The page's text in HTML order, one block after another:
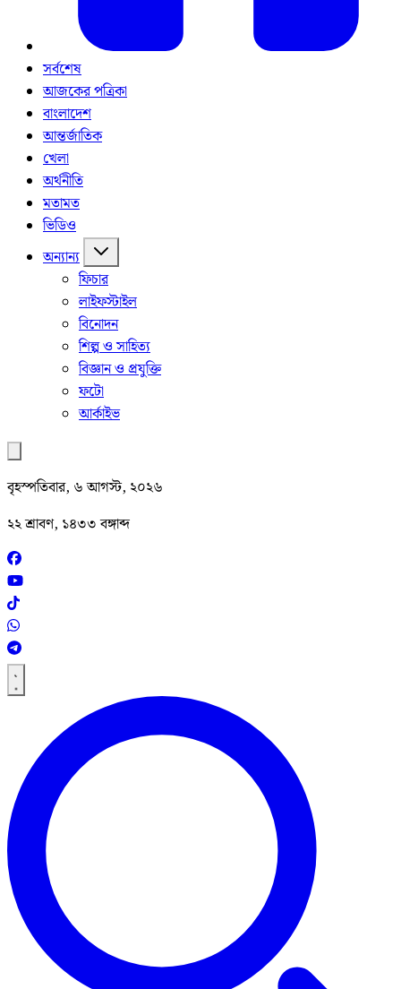
সর্বশেষ
আজকের পত্রিকা
বাংলাদেশ
আন্তর্জাতিক
খেলা
অর্থনীতি
মতামত
ভিডিও
অন্যান্য
ফিচার
লাইফস্টাইল
বিনোদন
শিল্প ও সাহিত্য
বিজ্ঞান ও প্রযুক্তি
ফটো
আর্কাইভ
বৃহস্পতিবার, ৬ আগস্ট, ২০২৬
২২ শ্রাবণ, ১৪৩৩ বঙ্গাব্দ